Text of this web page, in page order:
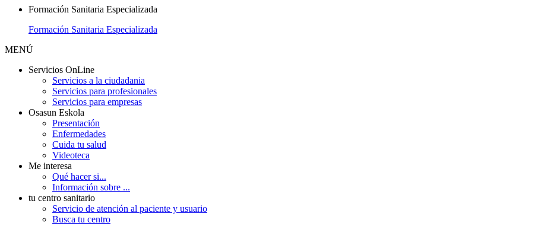
Formación Sanitaria Especializada
Formación Sanitaria Especializada
MENÚ
Servicios OnLine
Servicios a la ciudadania
Servicios para profesionales
Servicios para empresas
Osasun Eskola
Presentación
Enfermedades
Cuida tu salud
Videoteca
Me interesa
Qué hacer si...
Información sobre ...
tu centro sanitario
Servicio de atención al paciente y usuario
Busca tu centro